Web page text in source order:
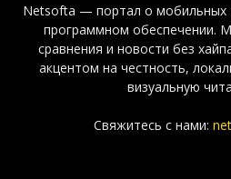
Netsofta — портал о мобильных
программном обеспечении.
сравнения и новости без
акцентом на честность,
визуальную
Свяжитесь с нами: